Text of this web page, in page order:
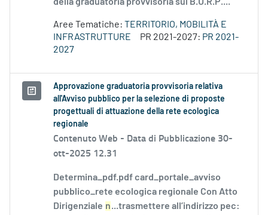
della graduatoria provvisoria sul B.U.R.P....
Aree Tematiche: TERRITORIO, MOBILITÀ E
INFRASTRUTTURE
PR 2021-2027: PR 2021-
2027
Approvazione graduatoria provvisoria relativa
all'Avviso pubblico per la selezione di proposte
progettuali di attuazione della rete ecologica
regionale
Contenuto Web - Data di Pubblicazione 30-
ott-2025 12.31
Determina_pdf.pdf card_portale_avviso
pubblico_rete ecologica regionale Con Atto
Dirigenziale n...trasmettere all’indirizzo pec: